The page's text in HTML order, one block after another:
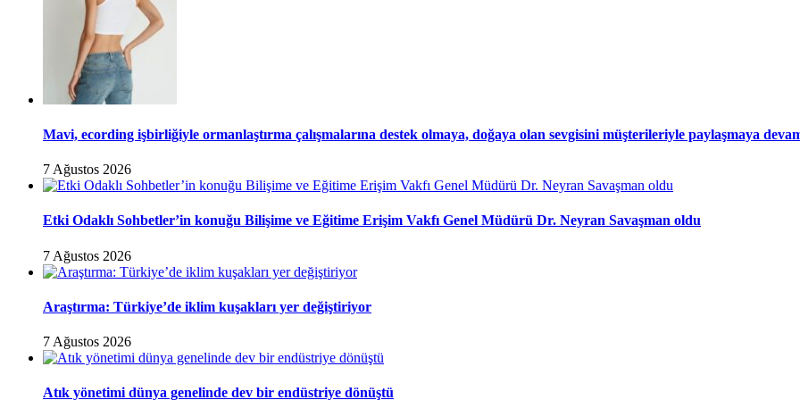
Mavi, ecording işbirliğiyle ormanlaştırma çalışmalarına destek olmaya, doğaya olan sevgisini müşterileriyle paylaşmaya
7 Ağustos 2026
Etki Odaklı Sohbetler’in konuğu Bilişime ve Eğitime Erişim Vakfı Genel Müdürü Dr. Neyran Savaşman oldu
7 Ağustos 2026
Araştırma: Türkiye’de iklim kuşakları yer değiştiriyor
7 Ağustos 2026
Atık yönetimi dünya genelinde dev bir endüstriye dönüştü